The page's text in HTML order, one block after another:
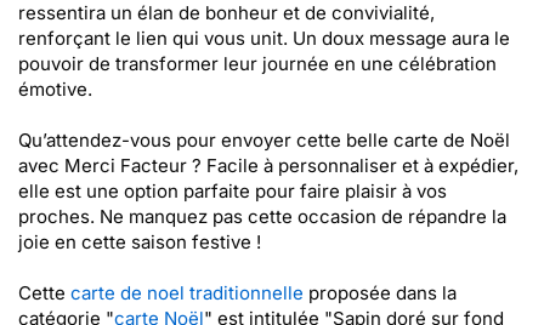
ressentira un élan de bonheur et de convivialité,
renforçant le lien qui vous unit. Un doux message aura le
pouvoir de transformer leur journée en une célébration
émotive.
Qu’attendez-vous pour envoyer cette belle carte de Noël
avec Merci Facteur ? Facile à personnaliser et à expédier,
elle est une option parfaite pour faire plaisir à vos
proches. Ne manquez pas cette occasion de répandre la
joie en cette saison festive !
Cette carte de noel traditionnelle proposée dans la
catégorie "carte Noël" est intitulée "Sapin doré sur fond